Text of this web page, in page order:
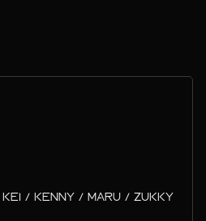
/ KENNY / MARU / ZUKKY